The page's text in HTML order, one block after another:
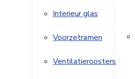
Interieur glas
Voorzetramen
Ventilatieroosters